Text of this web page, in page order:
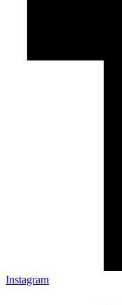
Instagram